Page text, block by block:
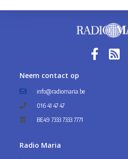
Neem contact op
info@radiomaria.be
016 41 47 47
BE49 7333 7333 7771
Radio Maria